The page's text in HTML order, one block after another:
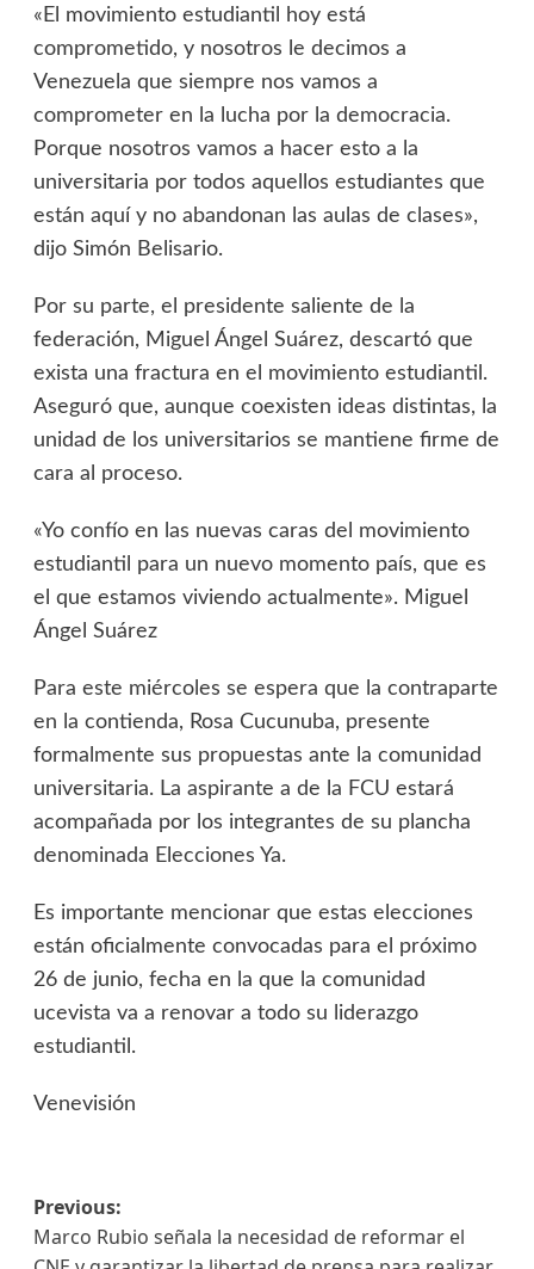
«El movimiento estudiantil hoy está
comprometido, y nosotros le decimos a
Venezuela que siempre nos vamos a
comprometer en la lucha por la democracia.
Porque nosotros vamos a hacer esto a la
universitaria por todos aquellos estudiantes que
están aquí y no abandonan las aulas de clases»,
dijo Simón Belisario.
Por su parte, el presidente saliente de la
federación, Miguel Ángel Suárez, descartó que
exista una fractura en el movimiento estudiantil.
Aseguró que, aunque coexisten ideas distintas, la
unidad de los universitarios se mantiene firme de
cara al proceso.
«Yo confío en las nuevas caras del movimiento
estudiantil para un nuevo momento país, que es
el que estamos viviendo actualmente». Miguel
Ángel Suárez
Para este miércoles se espera que la contraparte
en la contienda, Rosa Cucunuba, presente
formalmente sus propuestas ante la comunidad
universitaria. La aspirante a de la FCU estará
acompañada por los integrantes de su plancha
denominada Elecciones Ya.
Es importante mencionar que estas elecciones
están oficialmente convocadas para el próximo
26 de junio, fecha en la que la comunidad
ucevista va a renovar a todo su liderazgo
estudiantil.
Venevisión
Previous:
Marco Rubio señala la necesidad de reformar el